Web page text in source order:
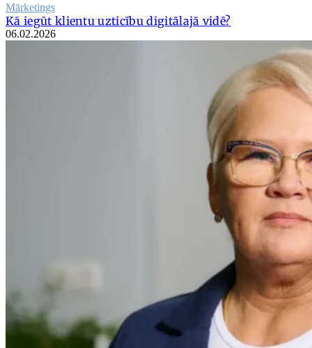
Mārketings
Kā iegūt klientu uzticību digitālajā vidē?
06.02.2026